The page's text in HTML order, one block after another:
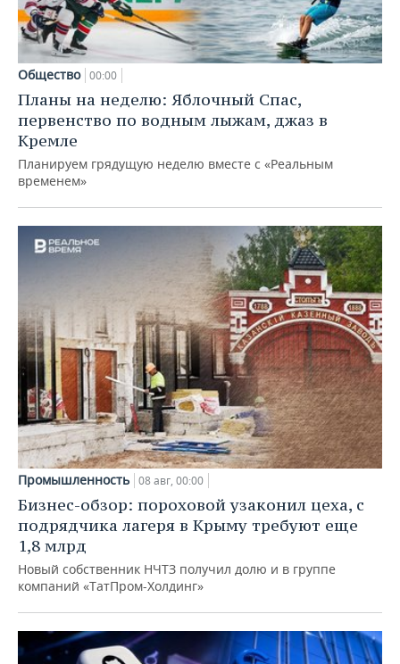
Общество 00:00
Планы на неделю: Яблочный Спас,
первенство по водным лыжам, джаз в
Кремле
Планируем грядущую неделю вместе с «Реальным
временем»
Промышленность 08 авг, 00:00
Бизнес-обзор: пороховой узаконил цеха, с
подрядчика лагеря в Крыму требуют еще
1,8 млрд
Новый собственник НЧТЗ получил долю и в группе
компаний «ТатПром-Холдинг»